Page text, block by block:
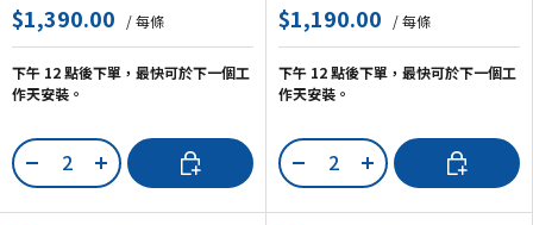
$1,390.00 / 每條
下午 12 點後下單，最快可於下一個工
作天安裝。
數量
- +
加入購物車
$1,190.00 / 每條
下午 12 點後下單，最快可於下一個工
作天安裝。
數量
- +
加入購物車